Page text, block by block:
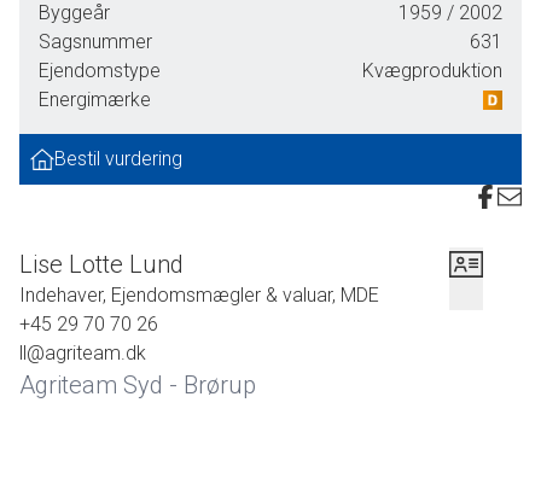
Velanlagt med gode køreveje, plansiloanlæg og gyllebeholdere, delvis med overdækning.
Produktionsresultater: ca. 11.770 kg EKM/årsko ved seneste kontrol.
Ejendommene sælges i fuld drift incl. besætning, beholdninger og maskiner mv.
Byggeår
1959 / 2002
Sagsnummer
631
Ejendomstype
Kvægproduktion
Energimærke
Bestil vurdering
Lise Lotte Lund
Indehaver, Ejendomsmægler & valuar, MDE
+45 29 70 70 26
ll@agriteam.dk
Agriteam Syd - Brørup